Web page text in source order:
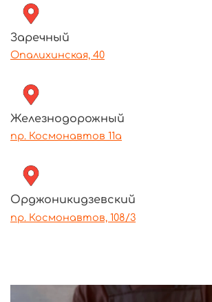
Заречный
Опалихинская, 40
Железнодорожный
пр. Космонавтов 11а
Орджоникидзевский
пр. Космонавтов, 108/3